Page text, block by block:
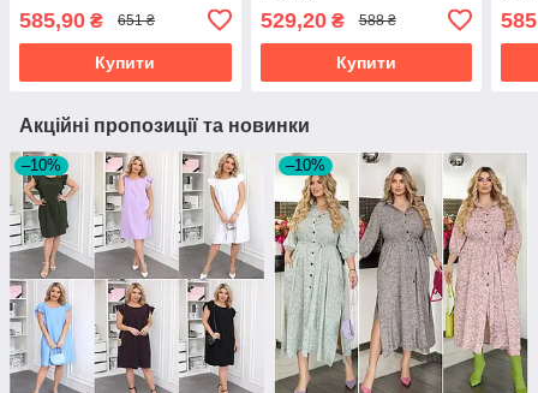
585,90 ₴ 651 ₴
Купити
529,20₴ 588 ₴
Купити
Акційні пропозиції та новинки
–10% –10%